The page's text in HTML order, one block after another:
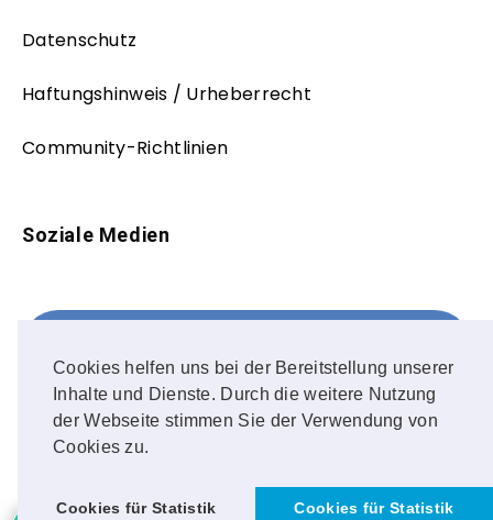
Cookies helfen uns bei der Bereitstellung unserer
Inhalte und Dienste. Durch die weitere Nutzung
der Webseite stimmen Sie der Verwendung von
Cookies zu.
Cookies für Statistik Cookies für Statistik
Datenschutz
Haftungshinweis / Urheberrecht
Community-Richtlinien
Soziale Medien
FOLLOW ME!
Instagram
OUR PHOTOS!